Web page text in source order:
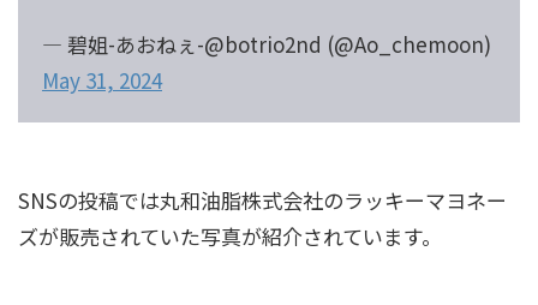
— 碧姐-あおねぇ-@botrio2nd (@Ao_chemoon)
May 31, 2024
SNSの投稿では丸和油脂株式会社のラッキーマヨネー
ズが販売されていた写真が紹介されています。